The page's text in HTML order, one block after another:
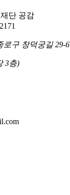
단 공감
로구 창덕궁길 29-6
3층)